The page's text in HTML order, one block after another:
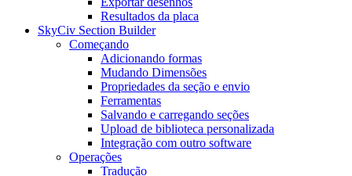
Resultados da placa
SkyCiv Section Builder
Começando
Adicionando formas
Mudando Dimensões
Propriedades da seção e envio
Ferramentas
Salvando e carregando seções
Upload de biblioteca personalizada
Integração com outro software
Operações
Tradução